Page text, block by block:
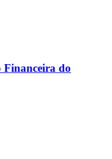
Financeira do